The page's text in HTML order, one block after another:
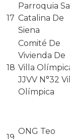
17
Parroquia
Catalina De
Siena
18
Comité De
Vivienda De
Villa
JJVV N°32
Olímpica
ONG Teo